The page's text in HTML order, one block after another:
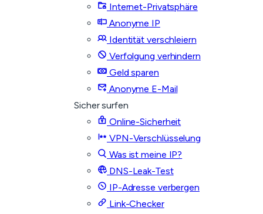
Internet-Privatsphäre
Anonyme IP
Identität verschleiern
Verfolgung verhindern
Geld sparen
Anonyme E-Mail
Sicher surfen
Online-Sicherheit
VPN-Verschlüsselung
Was ist meine IP?
DNS-Leak-Test
IP-Adresse verbergen
Link-Checker